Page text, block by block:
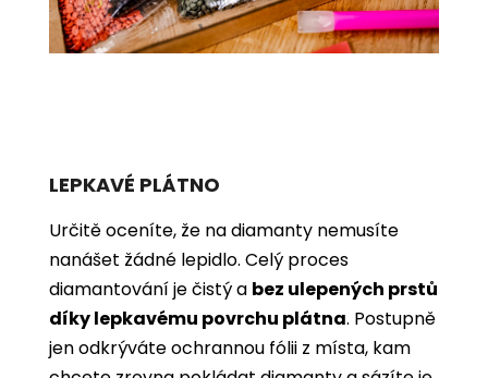
LEPKAVÉ PLÁTNO
Určitě oceníte, že na diamanty nemusíte
nanášet žádné lepidlo. Celý proces
diamantování je čistý a bez ulepených prstů
díky lepkavému povrchu plátna. Postupně
jen odkrýváte ochrannou fólii z místa, kam